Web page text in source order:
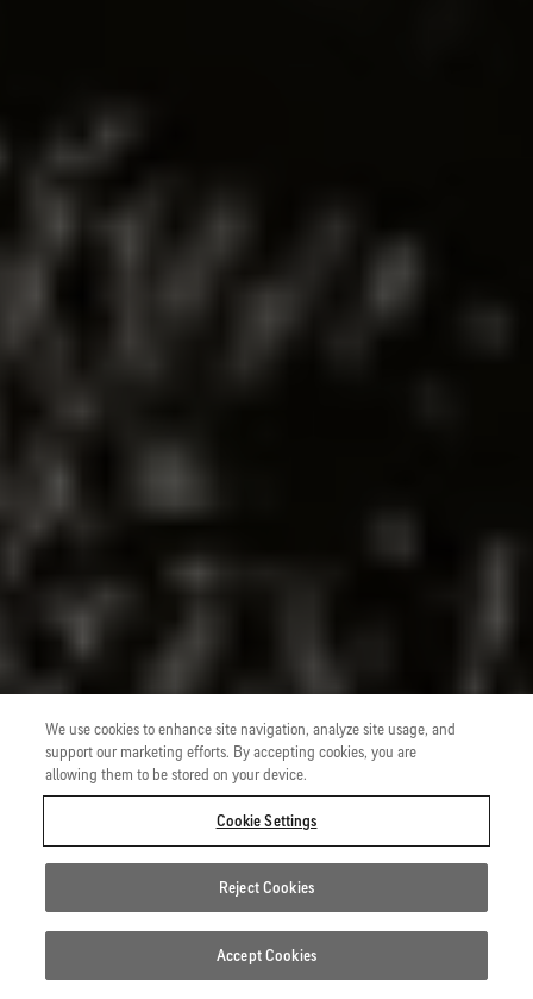
We use cookies to enhance site navigation, analyze site usage, and
support our marketing efforts. By accepting cookies, you are
allowing them to be stored on your device.
Cookie Settings
Reject Cookies
Accept Cookies